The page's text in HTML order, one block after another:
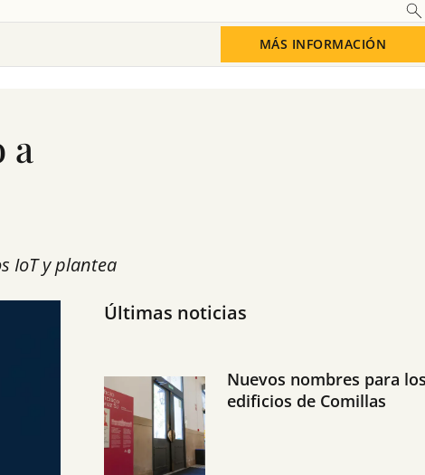
MÁS INFORMACIÓN
a
IoT y plantea
Últimas noticias
Nuevos nombres para
edificios de Comillas